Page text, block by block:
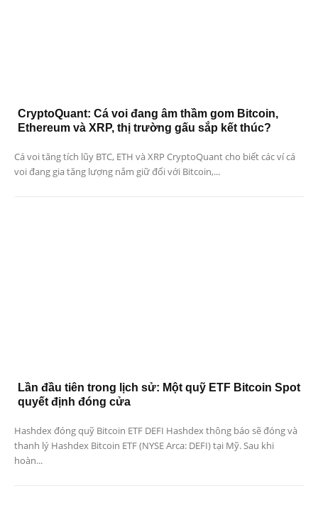
CryptoQuant: Cá voi đang âm thầm gom Bitcoin,
Ethereum và XRP, thị trường gấu sắp kết thúc?
Cá voi tăng tích lũy BTC, ETH và XRP CryptoQuant cho biết các ví cá
voi đang gia tăng lượng nắm giữ đối với Bitcoin,...
Lần đầu tiên trong lịch sử: Một quỹ ETF Bitcoin Spot
quyết định đóng cửa
Hashdex đóng quỹ Bitcoin ETF DEFI Hashdex thông báo sẽ đóng và
thanh lý Hashdex Bitcoin ETF (NYSE Arca: DEFI) tại Mỹ. Sau khi
hoàn...